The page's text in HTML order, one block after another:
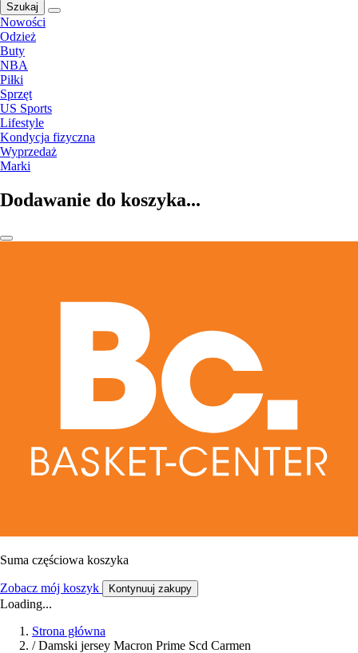
Szukaj
Nowości
Odzież
Buty
NBA
Piłki
Sprzęt
US Sports
Lifestyle
Kondycja fizyczna
Wyprzedaż
Marki
Dodawanie do koszyka...
Suma częściowa koszyka
Zobacz mój koszyk Kontynuuj zakupy
Loading...
Strona główna
/ Damski jersey Macron Prime Scd Carmen